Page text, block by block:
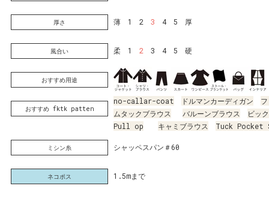
厚さ 薄 1 2 3 4 5 厚
風合い 柔 1 2 3 4 5 硬
おすすめ用途
おすすめ fktk patten
no-callar-coat ドルマンカーディガン
ムタックブラウス
バルーンブラウス
ビッ
Pull op
キャミブラウス Tuck
ミシン糸 シャッペスパン＃60
ネコポス 1.5mまで